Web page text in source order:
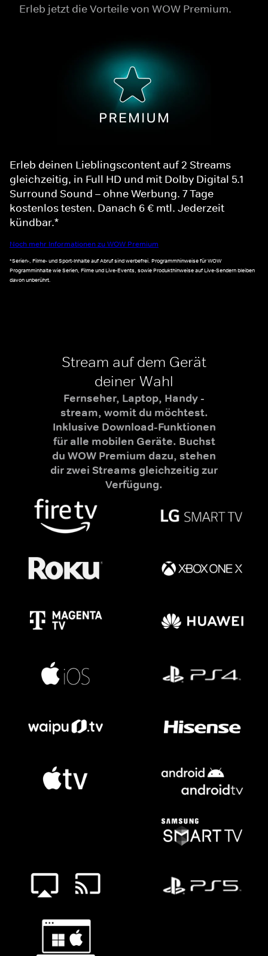
Erleb jetzt die Vorteile von WOW Premium.
Erleb deinen Lieblingscontent auf 2 Streams
gleichzeitig, in Full HD und mit Dolby Digital 5.1
Surround Sound – ohne Werbung. 7 Tage
kostenlos testen. Danach 6 € mtl. Jederzeit
kündbar.*
Noch mehr Informationen zu WOW Premium
*Serien-, Filme- und Sport-Inhalte auf Abruf sind werbefrei. Programmhinweise für WOW
Programminhalte wie Serien, Filme und Live-Events, sowie Produkthinweise auf Live-Sendern bleiben
davon unberührt.
Stream auf dem Gerät
deiner Wahl
Fernseher, Laptop, Handy -
stream, womit du möchtest.
Inklusive Download-Funktionen
für alle mobilen Geräte. Buchst
du WOW Premium dazu, stehen
dir zwei Streams gleichzeitig zur
Verfügung.